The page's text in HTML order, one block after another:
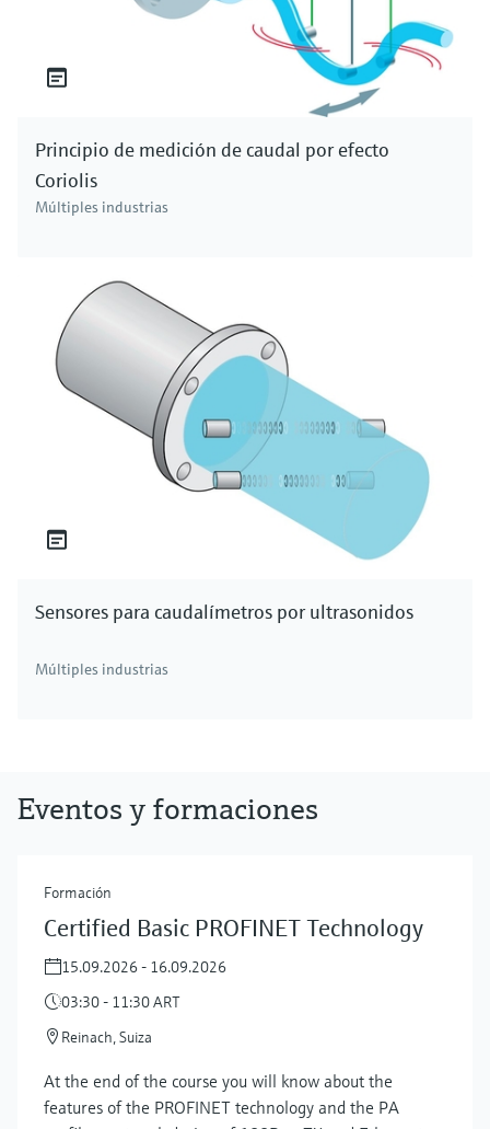
Principio de medición de caudal por efecto
Coriolis
Múltiples industrias
Sensores para caudalímetros por ultrasonidos
Múltiples industrias
Eventos y formaciones
Formación
Certified Basic PROFINET Technology
15.09.2026 - 16.09.2026
03:30 - 11:30 ART
Reinach, Suiza
At the end of the course you will know about the
features of the PROFINET technology and the PA